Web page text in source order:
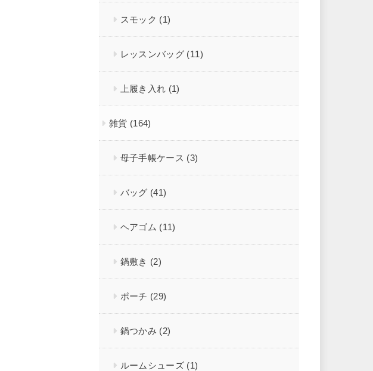
スモック (1)
レッスンバッグ (11)
上履き入れ (1)
雑貨 (164)
母子手帳ケース (3)
バッグ (41)
ヘアゴム (11)
鍋敷き (2)
ポーチ (29)
鍋つかみ (2)
ルームシューズ (1)